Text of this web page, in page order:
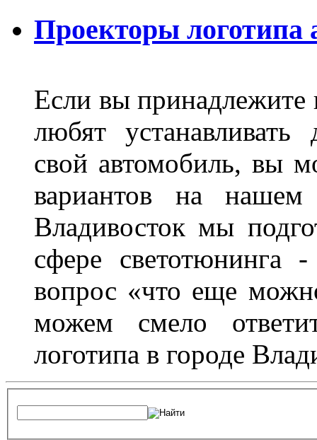
Проекторы логотипа
Если вы принадлежите
любят устанавливать
свой автомобиль, вы
вариантов на
Владивосток мы
сфере светотюнинга
вопрос «что еще
можем смело
логотипа в городе